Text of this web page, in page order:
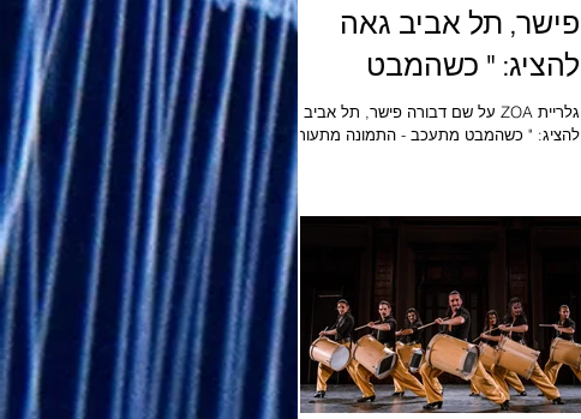
פישר, תל אביב גאה
להציג: " כשהמבט
מתעכב - התמונה
מתעוררת"
גלריית ZOA על שם דבורה פישר, תל אביב גאה
להציג: " כשהמבט מתעכב - התמונה מתעוררת"
תערוכה של אמנים בעלי יכולת לראות אחרת
מצליחה, אשת משפחה ופעילה חברתית. לאורך
חייה פעלה רבות למען ילדים ובוגרי פנימיות,
מתוך אמונה עמוקה כי לכל ילד יש סיכוי - והוא
זקוק רק למבוגר אחד שיאמין בו. דבורה האמינה
בחיזוק הביטחון והעצמאות כבסיס ליצירת מבוג